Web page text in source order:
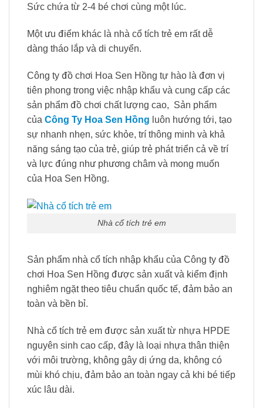
Sức chứa từ 2-4 bé chơi cùng một lúc.
Một ưu điểm khác là nhà cổ tích trẻ em rất dễ
dàng tháo lắp và di chuyển.
Công ty đồ chơi Hoa Sen Hồng tự hào là đơn vị
tiên phong trong việc nhập khẩu và cung cấp các
sản phẩm đồ chơi chất lượng cao, Sản phẩm
của Công Ty Hoa Sen Hồng luôn hướng tới, tạo
sự nhanh nhẹn, sức khỏe, trí thông minh và khả
năng sáng tạo của trẻ, giúp trẻ phát triển cả về trí
và lực đúng như phương châm và mong muốn
của Hoa Sen Hồng.
Nhà cổ tích trẻ em
Sản phẩm nhà cổ tích nhập khẩu của Công ty đồ
chơi Hoa Sen Hồng được sản xuất và kiểm định
nghiêm ngặt theo tiêu chuẩn quốc tế, đảm bảo an
toàn và bền bỉ.
Nhà cổ tích trẻ em được sản xuất từ nhựa HPDE
nguyên sinh cao cấp, đây là loại nhựa thân thiện
với môi trường, không gây dị ứng da, không có
mùi khó chịu, đảm bảo an toàn ngay cả khi bé tiếp
xúc lâu dài.